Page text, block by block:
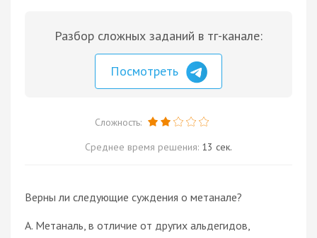
Разбор сложных заданий в тг-канале:
Посмотреть
Сложность:
Среднее время решения: 13 сек.
Верны ли следующие суждения о метанале?
А. Метаналь, в отличие от других альдегидов,